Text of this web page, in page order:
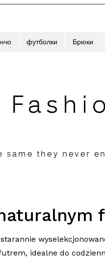
футболки Брюки
same they never
idealne do